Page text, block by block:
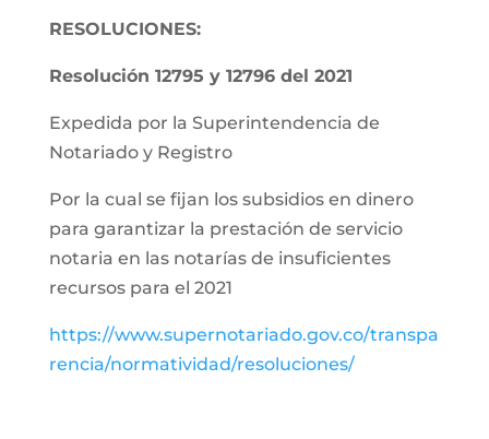
RESOLUCIONES:
Resolución 12795 y 12796 del 2021
Expedida por la Superintendencia de
Notariado y Registro
Por la cual se fijan los subsidios en dinero
para garantizar la prestación de servicio
notaria en las notarías de insuficientes
recursos para el 2021
https://www.supernotariado.gov.co/transpa
rencia/normatividad/resoluciones/